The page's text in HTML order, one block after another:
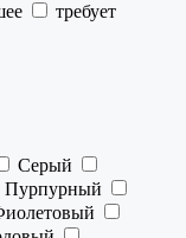
требует
Серый
Пурпурный